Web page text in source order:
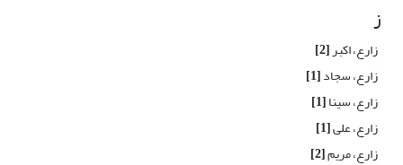
ز
زارع، اکبر[2]
زارع، سجاد[1]
زارع، سینا[1]
زارع، علی[1]
زارع، مریم[2]